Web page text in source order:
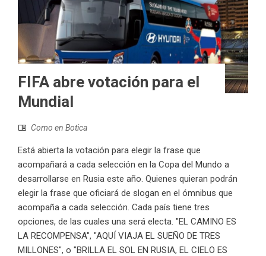
FIFA abre votación para el
Mundial
Como en Botica
Está abierta la votación para elegir la frase que
acompañará a cada selección en la Copa del Mundo a
desarrollarse en Rusia este año. Quienes quieran podrán
elegir la frase que oficiará de slogan en el ómnibus que
acompaña a cada selección. Cada país tiene tres
opciones, de las cuales una será electa. "EL CAMINO ES
LA RECOMPENSA", "AQUÍ VIAJA EL SUEÑO DE TRES
MILLONES", o "BRILLA EL SOL EN RUSIA, EL CIELO ES